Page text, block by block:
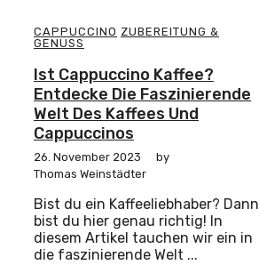
CAPPUCCINO ZUBEREITUNG &
GENUSS
Ist Cappuccino Kaffee?
Entdecke Die Faszinierende
Welt Des Kaffees Und
Cappuccinos
26. November 2023
by
Thomas Weinstädter
Bist du ein Kaffeeliebhaber? Dann
bist du hier genau richtig! In
diesem Artikel tauchen wir ein in
die faszinierende Welt ...